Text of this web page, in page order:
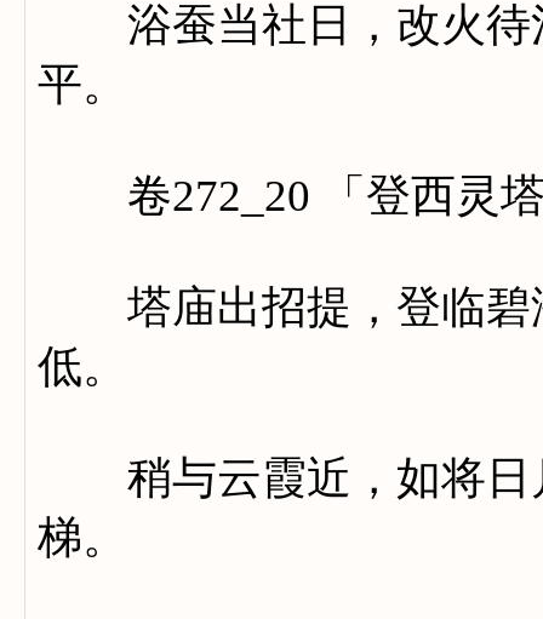
浴蚕当社日，改火待
平。
卷272_20 「登西灵
塔庙出招提，登临碧
低。
稍与云霞近，如将日
梯。